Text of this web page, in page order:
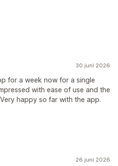
30 juni 2026
for a week now for a single
with ease of use and the
happy so far with the app.
26 juni 2026